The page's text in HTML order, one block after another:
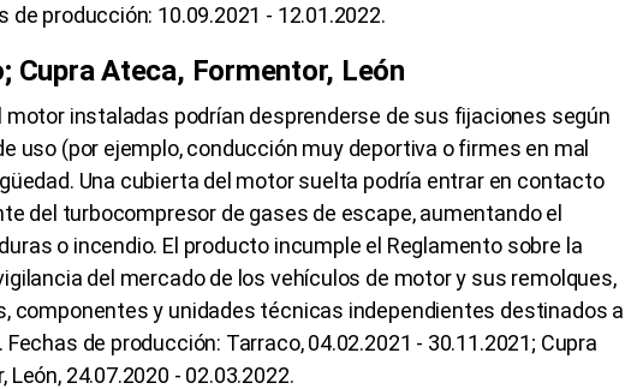
de producción: 10.09.2021 - 12.01.2022.
Cupra Ateca, Formentor, León
motor instaladas podrían desprenderse de sus fijaciones según
uso (por ejemplo, conducción muy deportiva o firmes en mal
Una cubierta del motor suelta podría entrar en contacto
del turbocompresor de gases de escape, aumentando el
o incendio. El producto incumple el Reglamento sobre la
del mercado de los vehículos de motor y sus remolques,
componentes y unidades técnicas independientes destinados a
de producción: Tarraco, 04.02.2021 - 30.11.2021; Cupra
León, 24.07.2020 - 02.03.2022.